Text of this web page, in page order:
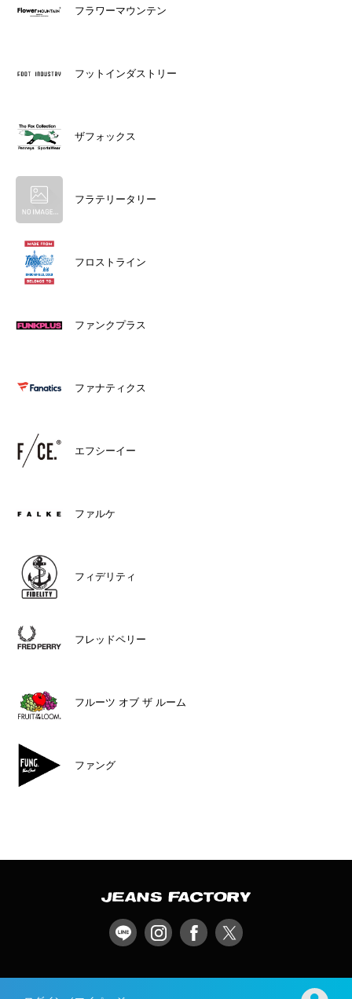
フラワーマウンテン
フットインダストリー
ザフォックス
フラテリータリー
フロストライン
ファンクプラス
ファナティクス
エフシーイー
ファルケ
フィデリティ
フレッドペリー
フルーツ オブ ザ ルーム
ファング